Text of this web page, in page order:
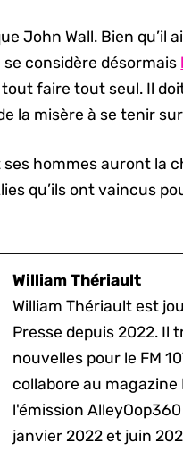
John Wall. Bien qu’il
considère désormais
faire tout seul. Il
la misère à se tenir
ses hommes auront la
qu’ils ont vaincus
William Thériault
William Thériault est
Presse depuis 2022. Il
nouvelles pour le FM
collabore au magazine
l'émission
janvier 2022 et juin